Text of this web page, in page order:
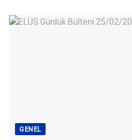
GENEL